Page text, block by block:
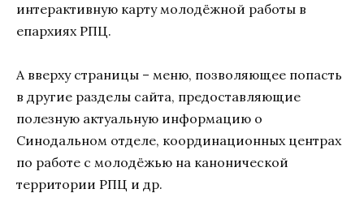
интерактивную карту молодёжной работы в
епархиях РПЦ.
А вверху страницы – меню, позволяющее попасть
в другие разделы сайта, предоставляющие
полезную актуальную информацию о
Синодальном отделе, координационных центрах
по работе с молодёжью на канонической
территории РПЦ и др.